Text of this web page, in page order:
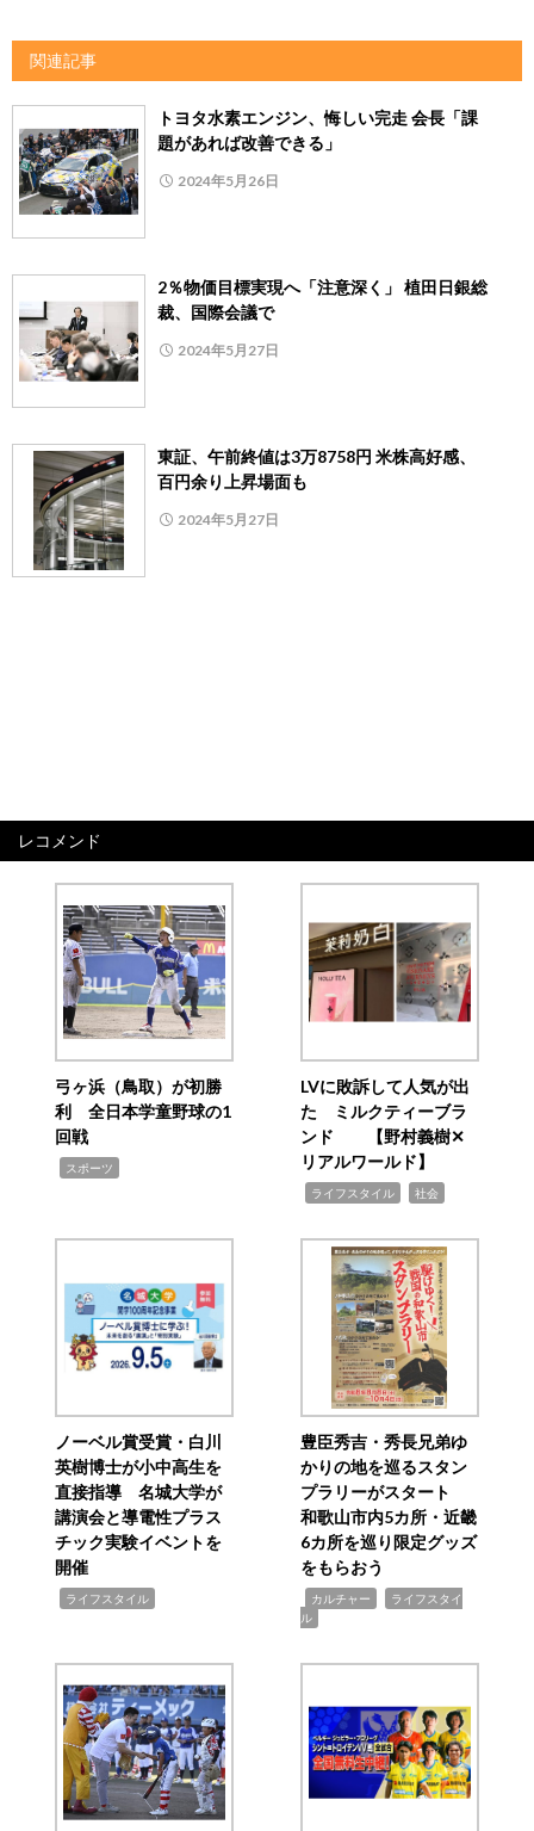
関連記事
トヨタ水素エンジン、悔しい完走 会長「課
題があれば改善できる」
2024年5月26日
2％物価目標実現へ「注意深く」 植田日銀総
裁、国際会議で
2024年5月27日
東証、午前終値は3万8758円 米株高好感、
百円余り上昇場面も
2024年5月27日
レコメンド
弓ヶ浜（鳥取）が初勝
利 全日本学童野球の1
回戦
スポーツ
LVに敗訴して人気が出
た ミルクティーブラ
ンド 【野村義樹✕
リアルワールド】
ライフスタイル 社会
ノーベル賞受賞・白川
英樹博士が小中高生を
直接指導 名城大学が
講演会と導電性プラス
チック実験イベントを
開催
ライフスタイル
豊臣秀吉・秀長兄弟ゆ
かりの地を巡るスタン
プラリーがスタート
和歌山市内5カ所・近畿
6カ所を巡り限定グッズ
をもらおう
カルチャー
ライフスタイ
ル